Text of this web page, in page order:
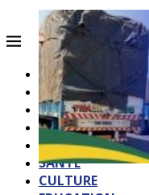
ACCUEIL
QUI SOMMES-
POLITIQUE
SOCIETE
SPORTS
SANTE
CULTURE